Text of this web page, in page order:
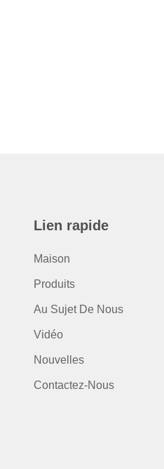
Lien rapide
Maison
Produits
Au Sujet De Nous
Vidéo
Nouvelles
Contactez-Nous